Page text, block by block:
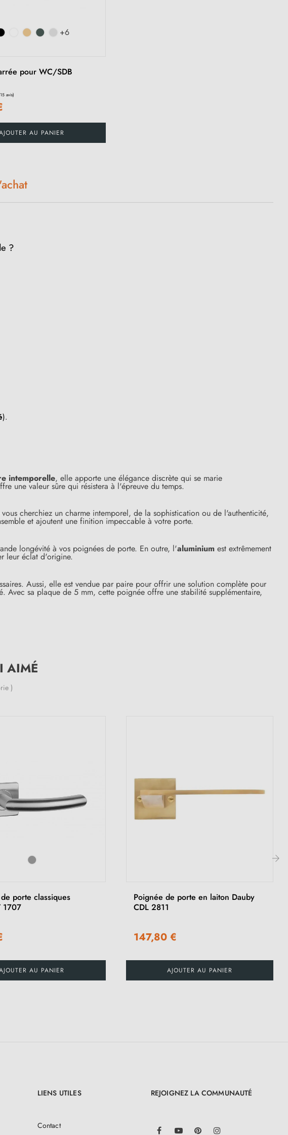
+6
pour WC/SDB
(15 avis)
AU PANIER
?
).
intemporelle, elle apporte une élégance discrète qui se marie
une valeur sûre qui résistera à l'épreuve du temps.
cherchiez un charme intemporel, de la sophistication ou de l'authenticité,
et ajoutent une finition impeccable à votre porte.
longévité à vos poignées de porte. En outre, l'aluminium est extrêmement
leur éclat d'origine.
Aussi, elle est vendue par paire pour offrir une solution complète pour
Avec sa plaque de 5 mm, cette poignée offre une stabilité supplémentaire,
AIMÉ
)
porte classiques
1707
AU PANIER
Poignée de porte en laiton Dauby
CDL 2811
147,80 €
AJOUTER AU PANIER
LIENS UTILES
Contact
REJOIGNEZ LA COMMUNAUTÉ
FacebookYouTube Pinterest